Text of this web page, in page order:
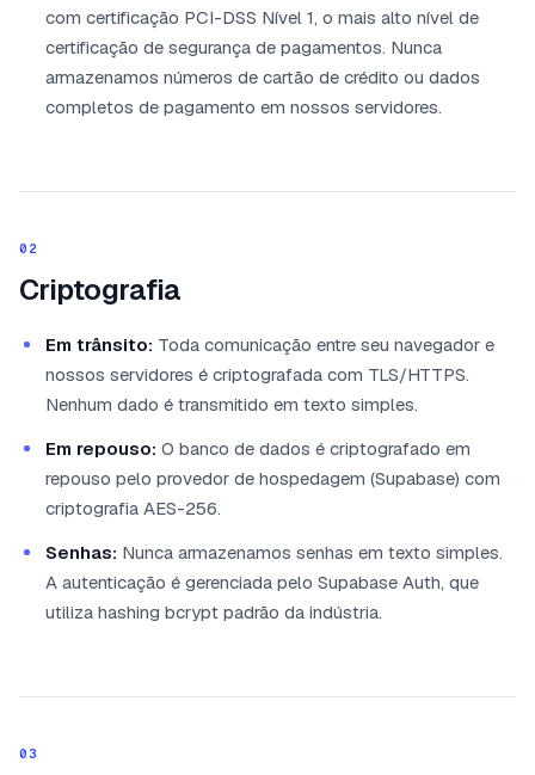
com certificação PCI-DSS Nível 1, o mais alto nível de
certificação de segurança de pagamentos. Nunca
armazenamos números de cartão de crédito ou dados
completos de pagamento em nossos servidores.
02
Criptografia
Em trânsito: Toda comunicação entre seu navegador e
nossos servidores é criptografada com TLS/HTTPS.
Nenhum dado é transmitido em texto simples.
Em repouso: O banco de dados é criptografado em
repouso pelo provedor de hospedagem (Supabase) com
criptografia AES-256.
Senhas: Nunca armazenamos senhas em texto simples.
A autenticação é gerenciada pelo Supabase Auth, que
utiliza hashing bcrypt padrão da indústria.
03